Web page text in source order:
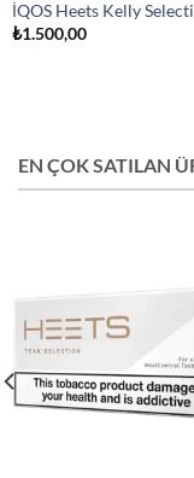
İQOS Heets Kelly
₺1.500,00
EN ÇOK SATILAN